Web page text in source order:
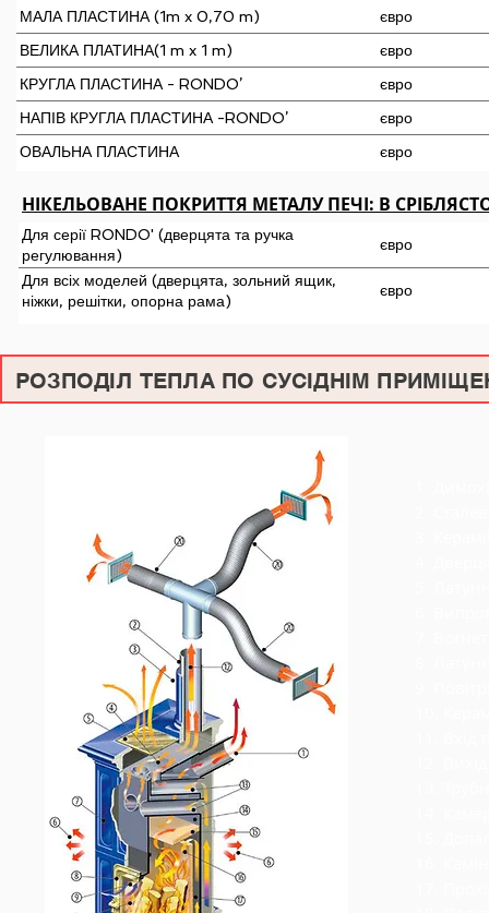
МАЛА ПЛАСТИНА (1m x 0,70 m)
євро
ВЕЛИКА ПЛАТИНА(1 m x 1 m)
євро
КРУГЛА ПЛАСТИНА - RONDO’
євро
НАПІВ КРУГЛА ПЛАСТИНА -RONDO’
євро
ОВАЛЬНА ПЛАСТИНА
євро
НІКЕЛЬОВАНЕ ПОКРИТТЯ МЕТАЛУ ПЕЧІ: В
Для серії RONDO' (дверцята та ручка
регулювання)
євро
Для всіх моделей (дверцята, зольний ящик,
ніжки, решітки, опорна рама)
євро
РОЗПОДІЛ ТЕПЛА ПО СУСІДНІМ